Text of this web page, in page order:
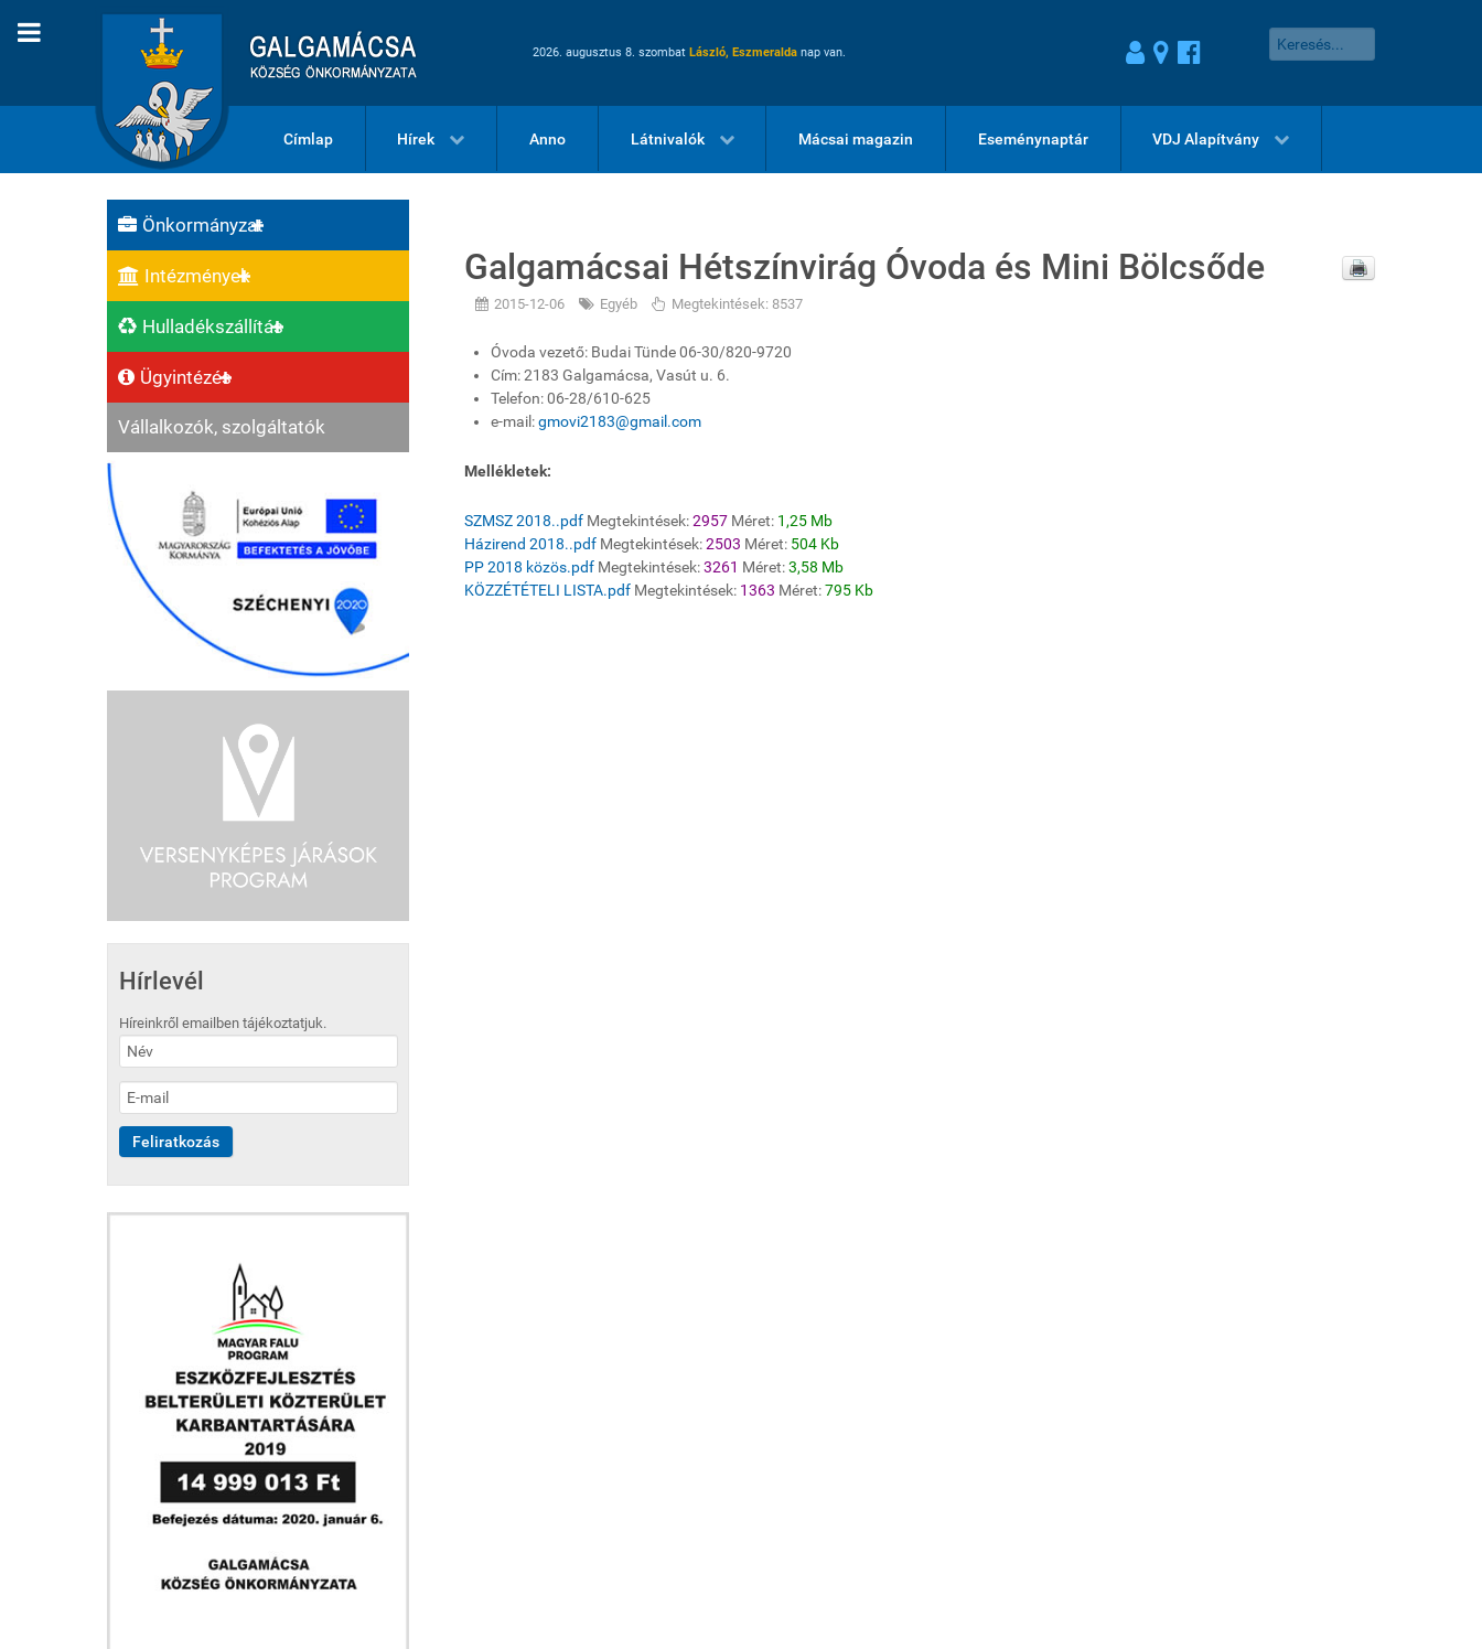
2026. augusztus 8. szombat László, Eszmeralda nap van.
Címlap Hírek Anno Látnivalók Mácsai magazin Eseménynaptár VDJ Alapítvány
Önkormányzat
Intézmények
Hulladékszállítás
Ügyintézés
Vállalkozók, szolgáltatók
Hírlevél
Híreinkről emailben tájékoztatjuk.
Galgamácsai Hétszínvirág Óvoda és Mini Bölcsőde
2015-12-06 Egyéb Megtekintések: 8537
Óvoda vezető: Budai Tünde 06-30/820-9720
Cím: 2183 Galgamácsa, Vasút u. 6.
Telefon: 06-28/610-625
e-mail:gmovi2183@gmail.com
Mellékletek:
SZMSZ 2018..pdf Megtekintések:2957 Méret: 1,25 Mb
Házirend 2018..pdf Megtekintések:2503 Méret: 504 Kb
PP 2018 közös.pdf Megtekintések:3261 Méret:3,58 Mb
KÖZZÉTÉTELI LISTA.pdf Megtekintések: 1363 Méret:795 Kb